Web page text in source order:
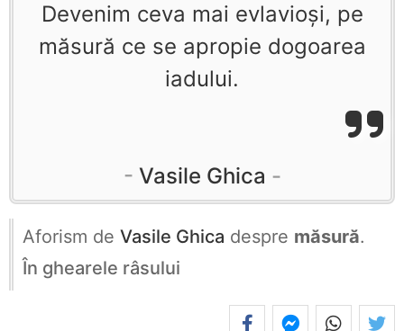
Devenim ceva mai evlavioşi, pe
măsură ce se apropie dogoarea
iadului.
Vasile Ghica
Aforism de Vasile Ghica despre măsură.
În ghearele râsului